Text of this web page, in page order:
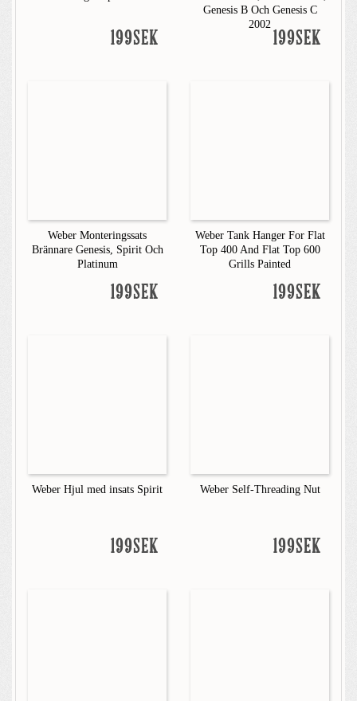
199SEK
Genesis B Och Genesis C
2002
199SEK
Weber Monteringssats
Brännare Genesis, Spirit Och
Platinum
199SEK
Weber Tank Hanger For Flat
Top 400 And Flat Top 600
Grills Painted
199SEK
Weber Hjul med insats Spirit
199SEK
Weber Self-Threading Nut
199SEK